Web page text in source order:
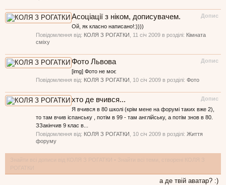
Допис
Асоціації з ніком, дописувачем.
Ой, як класно написано!:))))
Повідомлення від: КОЛЯ З РОГАТКИ 11 січ 2009 в розділі: Кімната
сміху
Допис
Фото Львова
[img] Фото не моє
Повідомлення від: КОЛЯ З РОГАТКИ 10 січ 2009 в розділі: Фото
Допис
хто де вчився...
Я вчився в 80 школі (крім мене на форумі таких вже 2),
то там вчив іспанську , потім в 99 - там англійську, а потім знов в 80.
ЗЗакінчив 9 клас в...
Повідомлення від: КОЛЯ З РОГАТКИ 10 січ 2009 в розділі: Життя
форуму
а де твій аватар? :)